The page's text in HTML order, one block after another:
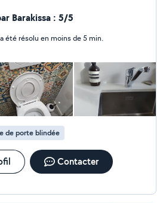
également avec un associé
avec mon associé.
Barakissa : 5/5
été résolu en moins de 5 min.
de porte blindée
Contacter